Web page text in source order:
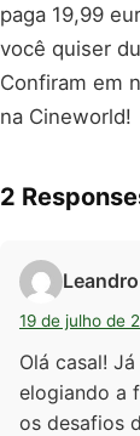
paga 19,99
você quiser
Confiram em
na Cineworld!
2
19 de julho de
Olá casal!
elogiando a
os desafios